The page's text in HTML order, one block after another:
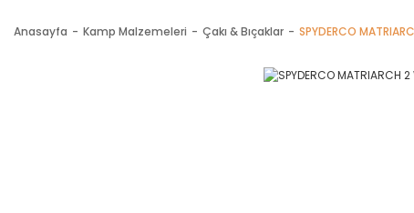
Anasayfa Kamp Malzemeleri Çakı & Bıçaklar SPYDERCO